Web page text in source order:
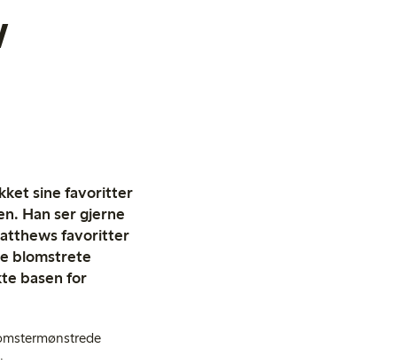
sine favoritter
Han ser gjerne
favoritter
blomstrete
basen for